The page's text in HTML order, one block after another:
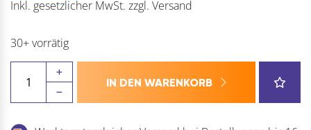
Inkl. gesetzlicher MwSt. zzgl. Versand
30+ vorrätig
Holzspiralbohrer
WS
IN DEN WARENKORB